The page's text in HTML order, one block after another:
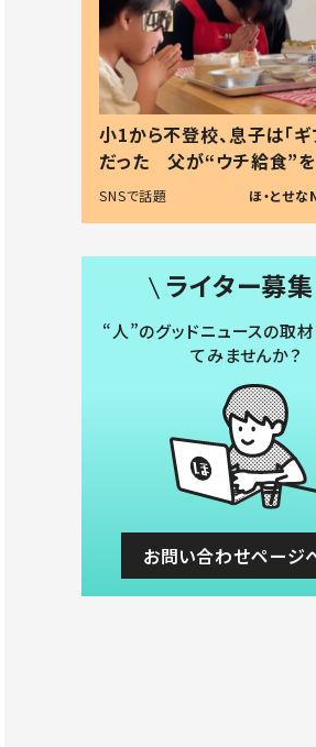
小1から不登校、息子は「ギ
だった 父が“ウチ給食”
る理由とは #令和の親 #
SNSで話題 ほ・とせ
ライター募集
“人”のグッドニュースの取
てみませんか？
お問い合わせページ